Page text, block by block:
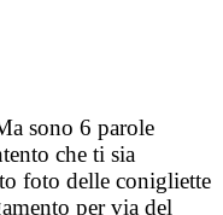
sono 6 parole
che ti sia
foto delle conigliette
per via del